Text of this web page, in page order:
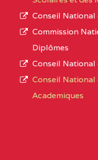
CENTRE
CENTRE
L’offre
d’éducation
de
Conseil National
Commission
Diplômes
Conseil National
Conseil
Academiques